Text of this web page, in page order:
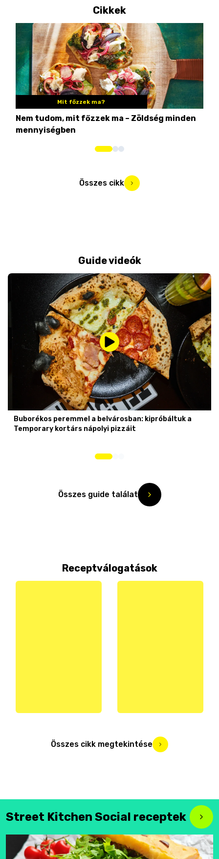
Cikkek
Mit főzzek ma?
Nem tudom, mit főzzek ma – Zöldség minden
mennyiségben
Összes cikk
Guide videók
Buborékos peremmel a belvárosban: kipróbáltuk a
Temporary kortárs nápolyi pizzáit
Összes guide találat
Receptválogatások
Összes cikk megtekintése
Street Kitchen Social receptek